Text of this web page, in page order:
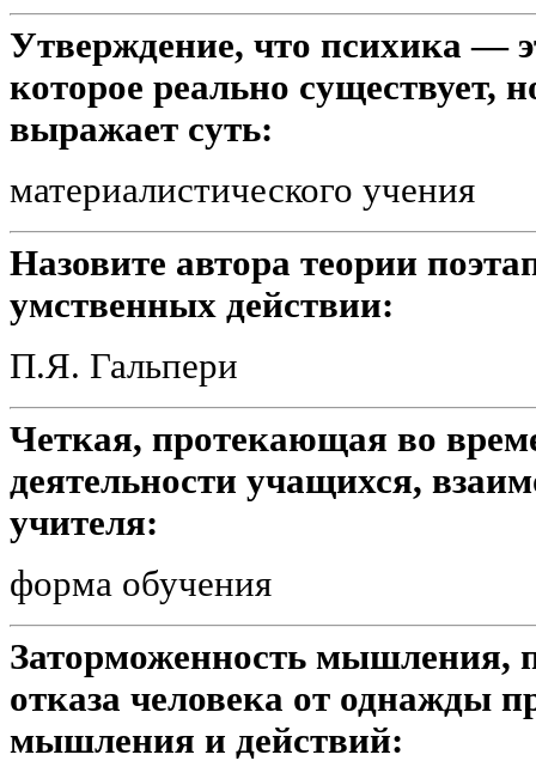
Утверждение, что психика —
которое реально существует,
выражает суть:
материалистического учения
Назовите автора теории
умственных действии:
П.Я. Гальпери
Четкая, протекающая во
деятельности учащихся,
учителя:
форма обучения
Заторможенность мышления,
отказа человека от однажды
мышления и действий: